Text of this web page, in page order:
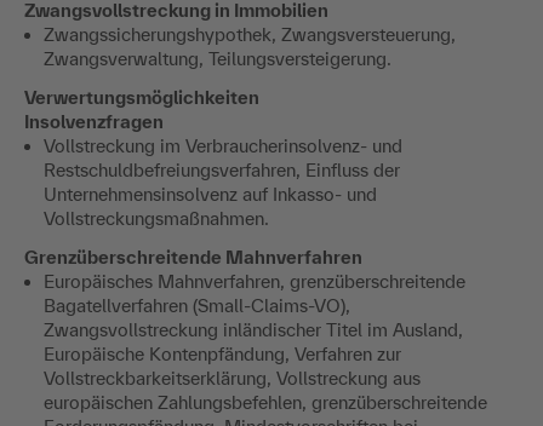
Zwangsvollstreckung in Immobilien
Zwangssicherungshypothek, Zwangsversteuerung,
Zwangsverwaltung, Teilungsversteigerung.
Verwertungsmöglichkeiten
Insolvenzfragen
Vollstreckung im Verbraucherinsolvenz- und
Restschuldbefreiungsverfahren, Einfluss der
Unternehmensinsolvenz auf Inkasso- und
Vollstreckungsmaßnahmen.
Grenzüberschreitende Mahnverfahren
Europäisches Mahnverfahren, grenzüberschreitende
Bagatellverfahren (Small-Claims-VO),
Zwangsvollstreckung inländischer Titel im Ausland,
Europäische Kontenpfändung, Verfahren zur
Vollstreckbarkeitserklärung, Vollstreckung aus
europäischen Zahlungsbefehlen, grenzüberschreitende